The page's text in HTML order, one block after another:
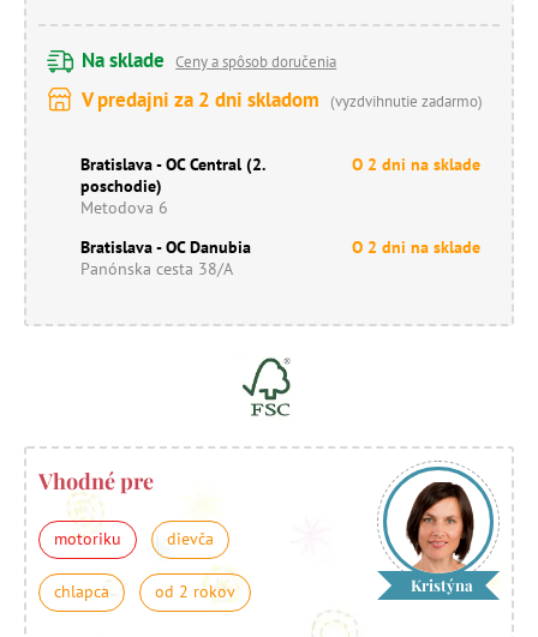
Na sklade Ceny a spôsob doručenia
V predajni za 2 dni skladom (vyzdvihnutie zadarmo)
Bratislava - OC Central (2.
poschodie)
Metodova 6
O 2 dni na sklade
Bratislava - OC Danubia
Panónska cesta 38/A
O 2 dni na sklade
Vhodné pre
motoriku dievča
chlapca od 2 rokov Kristýna